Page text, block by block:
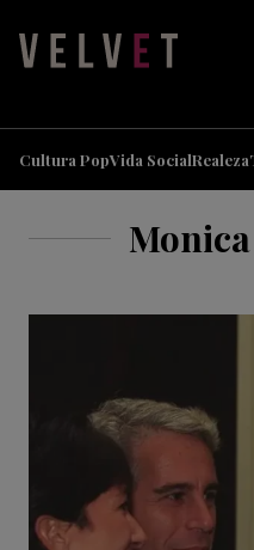
Cultura PopVida SocialRealeza